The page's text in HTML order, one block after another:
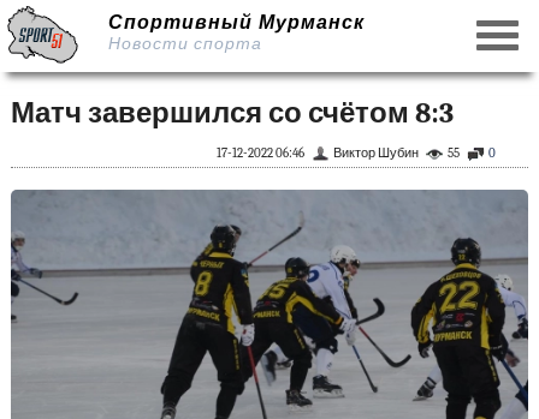
Спортивный Мурманск
Новости спорта
Матч завершился со счётом 8:3
0
55
Виктор Шубин
17-12-2022 06:46